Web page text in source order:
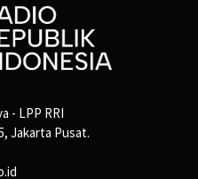
- LPP RRI
Jakarta Pusat.